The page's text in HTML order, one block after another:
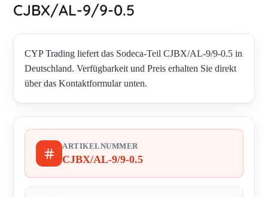
CJBX/AL-9/9-0.5
CYP Trading liefert das Sodeca-Teil CJBX/AL-9/9-0.5 in
Deutschland. Verfügbarkeit und Preis erhalten Sie direkt
über das Kontaktformular unten.
ARTIKELNUMMER
CJBX/AL-9/9-0.5